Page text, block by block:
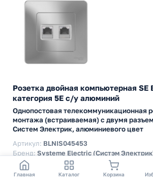
Розетка двойная компьютерная SE
категория 5E с/у алюминий
Однопостовая телекоммуникационная
монтажа (встраиваемая) с двумя
Систем Электрик, алюминиевого цвет
Артикул: BLNIS045453
Бренд: Systeme Electric (Систэм
Серия
Цвет
Главная Каталог Корзина